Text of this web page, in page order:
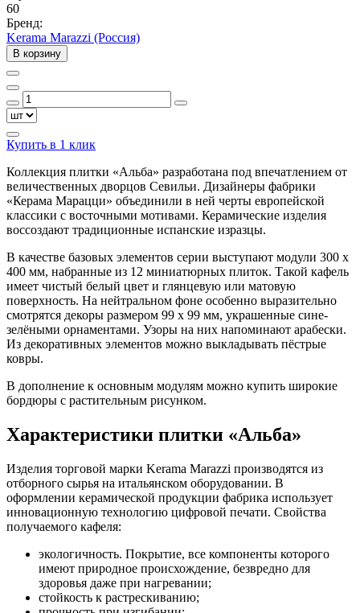
60
Бренд:
Kerama Marazzi (Россия)
В корзину
Купить в 1 клик
Коллекция плитки «Альба» разработана под впечатлением от
величественных дворцов Севильи. Дизайнеры фабрики
«Керама Марацци» объединили в ней черты европейской
классики с восточными мотивами. Керамические изделия
воссоздают традиционные испанские изразцы.
В качестве базовых элементов серии выступают модули 300 х
400 мм, набранные из 12 миниатюрных плиток. Такой кафель
имеет чистый белый цвет и глянцевую или матовую
поверхность. На нейтральном фоне особенно выразительно
смотрятся декоры размером 99 х 99 мм, украшенные сине-
зелёными орнаментами. Узоры на них напоминают арабески.
Из декоративных элементов можно выкладывать пёстрые
ковры.
В дополнение к основным модулям можно купить широкие
бордюры с растительным рисунком.
Характеристики плитки «Альба»
Изделия торговой марки Kerama Marazzi производятся из
отборного сырья на итальянском оборудовании. В
оформлении керамической продукции фабрика использует
инновационную технологию цифровой печати. Свойства
получаемого кафеля:
экологичность. Покрытие, все компоненты которого
имеют природное происхождение, безвредно для
здоровья даже при нагревании;
стойкость к растрескиванию;